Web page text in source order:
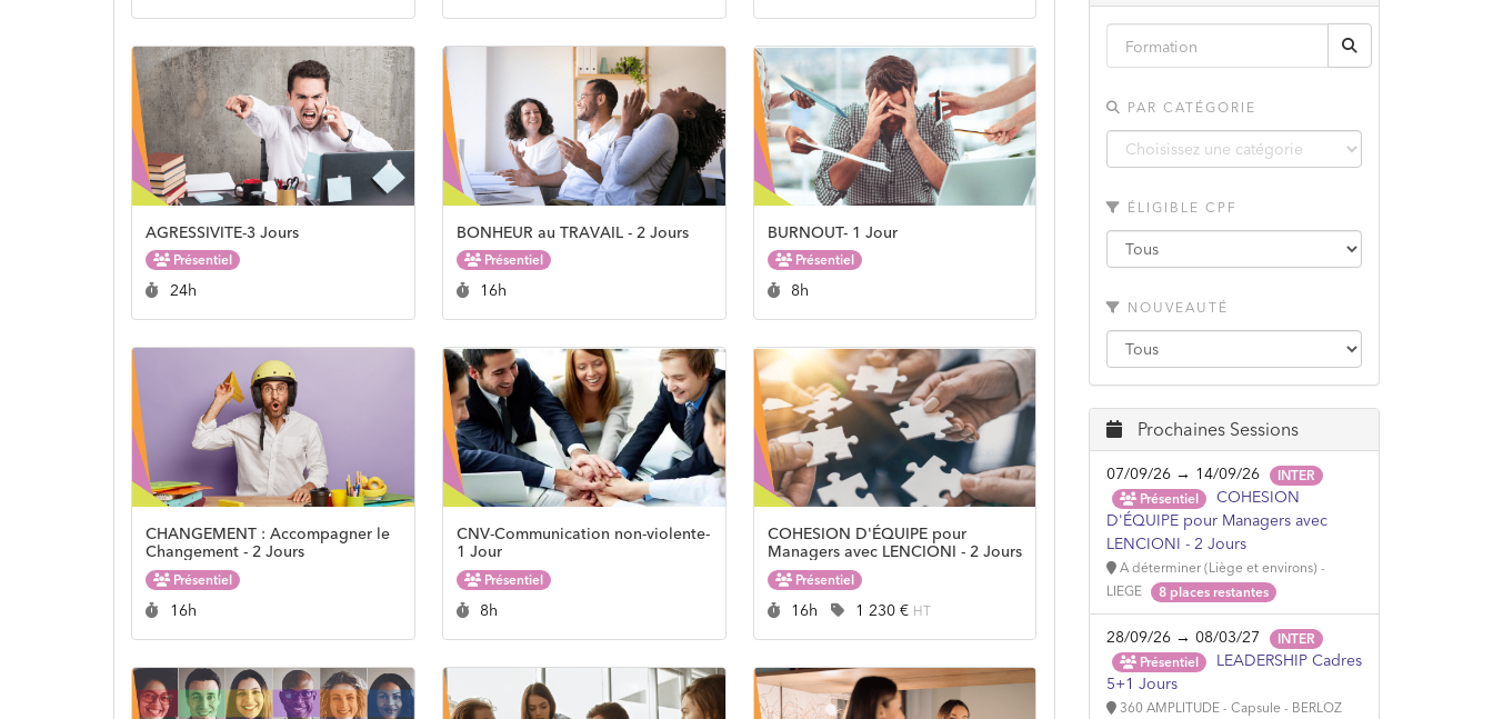
AGRESSIVITE-3 Jours
Présentiel
Durée :
24h
BONHEUR au TRAVAIL - 2 Jours
Présentiel
Durée :
16h
BURNOUT- 1 Jour
Présentiel
Durée :
8h
CHANGEMENT : Accompagner le
Changement - 2 Jours
Présentiel
Durée :
16h
CNV-Communication non-violente-
1 Jour
Présentiel
Durée :
8h
COHESION D'ÉQUIPE pour
Managers avec LENCIONI - 2 Jours
Présentiel
Durée :
16h Prix :
1 230 € HT
PAR CATÉGORIE
ÉLIGIBLE CPF
NOUVEAUTÉ
Prochaines Sessions
07/09/26 → 14/09/26
INTER
Présentiel
COHESION
D'ÉQUIPE pour Managers avec
LENCIONI - 2 Jours
A déterminer (Liège et environs) -
LIEGE
8 places restantes
28/09/26 → 08/03/27
INTER
Présentiel
LEADERSHIP Cadres
5+1 Jours
360 AMPLITUDE - Capsule - BERLOZ